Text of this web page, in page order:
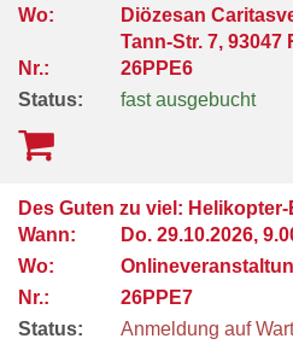
Wo:
Diözesan
Tann-Str. 7, 93047
Nr.:
26PPE6
Status:
fast ausgebucht
Des Guten zu viel:
Wann:
Do. 29.10.2026,
Wo:
Nr.:
26PPE7
Status:
Anmeldung auf